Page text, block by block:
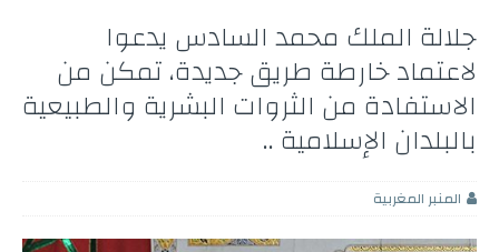
جلالة الملك محمد السادس يدعوا
لاعتماد خارطة طريق جديدة، تمكن من
الاستفادة من الثروات البشرية والطبيعية
بالبلدان الإسلامية ..
المنبر المغربية